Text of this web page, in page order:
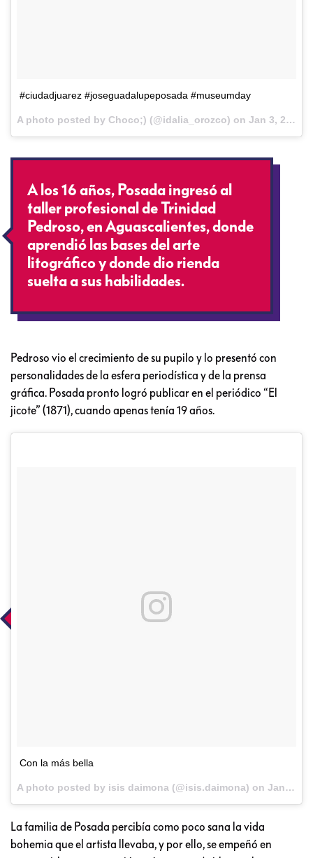
#ciudadjuarez #joseguadalupeposada #museumday
A photo posted by Choco;) (@idalia_orozco) on Jan 3, 2017 at 11:09am PST
A los 16 años, Posada ingresó al
taller profesional de Trinidad
Pedroso, en Aguascalientes, donde
aprendió las bases del arte
litográfico y donde dio rienda
suelta a sus habilidades.
Pedroso vio el crecimiento de su pupilo y lo presentó con
personalidades de la esfera periodística y de la prensa
gráfica. Posada pronto logró publicar en el periódico “El
jicote” (1871), cuando apenas tenía 19 años.
Con la más bella
A photo posted by isis daimona (@isis.daimona) on Jan 8, 2017 at 9:53am PST
La familia de Posada percibía como poco sana la vida
bohemia que el artista llevaba, y por ello, se empeñó en